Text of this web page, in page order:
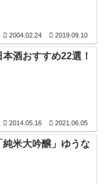
2004.02.24 2019.09.10
酒おすすめ22選！
2014.05.16 2021.06.05
米大吟醸」ゆうな